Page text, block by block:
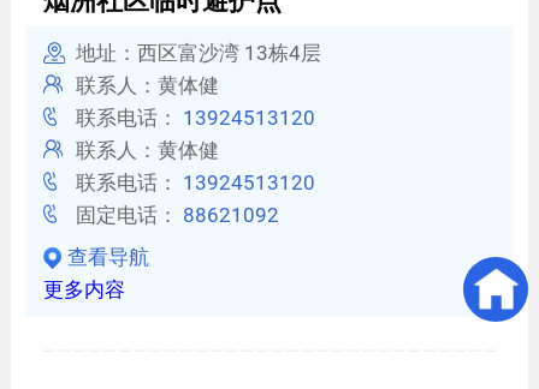
地址：西区富沙湾 13栋4层
联系人：黄体健
联系电话： 13924513120
联系人：黄体健
联系电话： 13924513120
固定电话： 88621092
查看导航
更多内容